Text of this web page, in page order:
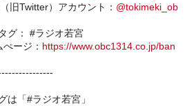
旧Twitter）アカウント： @tokimeki_ob
グ： #ラジオ若宮
ージ： https://www.obc1314.co.jp/ban
は「#ラジオ若宮」